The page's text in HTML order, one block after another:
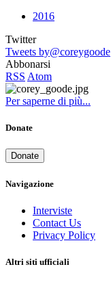
2016
Twitter
Tweets by@coreygoode
Abbonarsi
RSS Atom
Per saperne di più...
Donate
Donate
Navigazione
Interviste
Contact Us
Privacy Policy
Altri siti ufficiali